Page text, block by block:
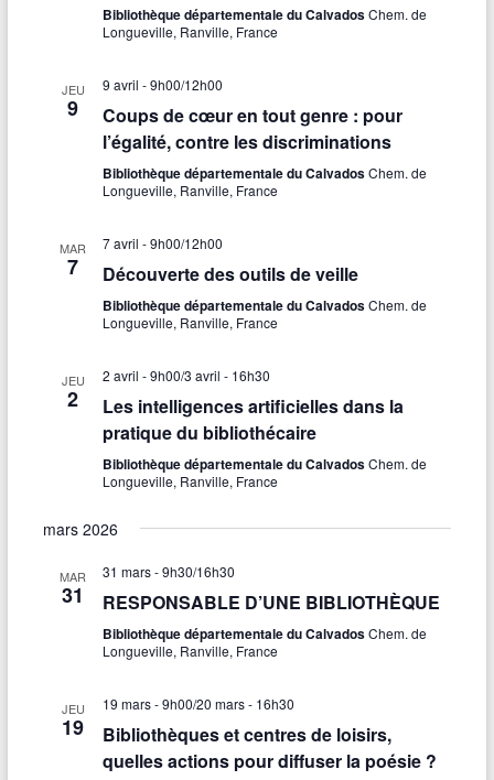
Bibliothèque départementale du CalvadosChem. de
Longueville, Ranville, France
JEU
9
9 avril - 9h00/12h00
Coups de cœur en tout genre : pour
l’égalité, contre les discriminations
Bibliothèque départementale du CalvadosChem. de
Longueville, Ranville, France
MAR
7
7 avril - 9h00/12h00
Découverte des outils de veille
Bibliothèque départementale du CalvadosChem. de
Longueville, Ranville, France
JEU
2
2 avril - 9h00/3 avril - 16h30
Les intelligences artificielles dans la
pratique du bibliothécaire
Bibliothèque départementale du CalvadosChem. de
Longueville, Ranville, France
mars 2026
MAR
31
31 mars - 9h30/16h30
RESPONSABLE D’UNE BIBLIOTHÈQUE
Bibliothèque départementale du CalvadosChem. de
Longueville, Ranville, France
JEU
19
19 mars - 9h00/20 mars - 16h30
Bibliothèques et centres de loisirs,
quelles actions pour diffuser la poésie ?